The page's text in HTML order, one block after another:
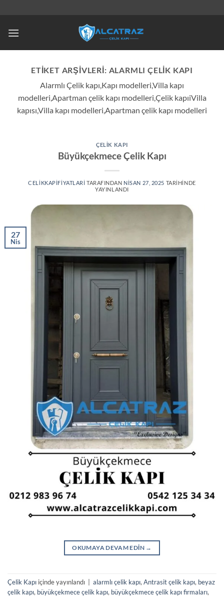
ETIKET ARŞIVLERI: ALARMLI ÇELIK KAPI
Alarmlı Çelik kapı,Kapı modelleri,Villa kapı
modelleri,Apartman çelik kapı modelleri,Çelik kapıiVilla
kapısı,Villa kapı modelleri,Apartman çelik kapı modelleri
ÇELIK KAPI
Büyükçekmece Çelik Kapı
CELIKKAPIFIYATLARI TARAFINDAN NISAN 27, 2025 TARIHINDE
YAYINLANDI
27
Nis
OKUMAYA DEVAM EDIN →
Çelik Kapı içinde yayınlandı alarmlı çelik kapı, Antrasit çelik kapı, beyaz
çelik kapı, büyükçekmece çelik kapı, büyükçekmece çelik kapı firmaları,